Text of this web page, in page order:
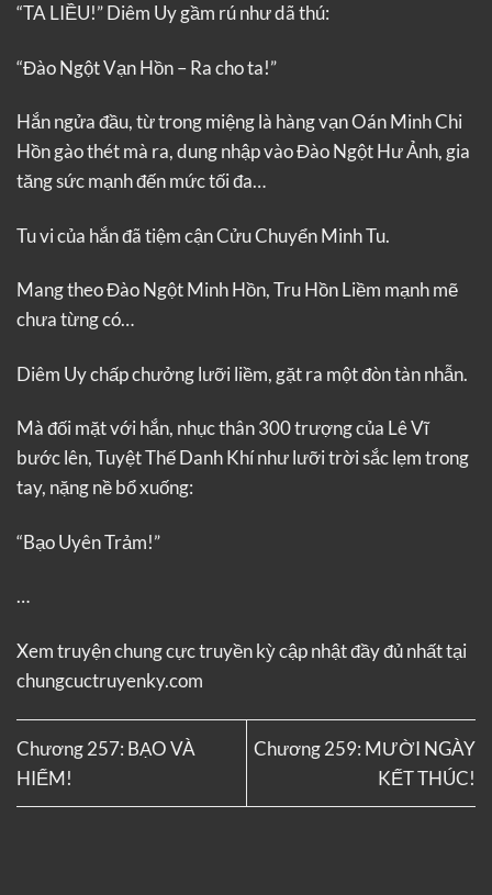
“TA LIỀU!” Diêm Uy gầm rú như dã thú:
“Đào Ngột Vạn Hồn – Ra cho ta!”
Hắn ngửa đầu, từ trong miệng là hàng vạn Oán Minh Chi
Hồn gào thét mà ra, dung nhập vào Đào Ngột Hư Ảnh, gia
tăng sức mạnh đến mức tối đa…
Tu vi của hắn đã tiệm cận Cửu Chuyển Minh Tu.
Mang theo Đào Ngột Minh Hồn, Tru Hồn Liềm mạnh mẽ
chưa từng có…
Diêm Uy chấp chưởng lưỡi liềm, gặt ra một đòn tàn nhẫn.
Mà đối mặt với hắn, nhục thân 300 trượng của Lê Vĩ
bước lên, Tuyệt Thế Danh Khí như lưỡi trời sắc lẹm trong
tay, nặng nề bổ xuống:
“Bạo Uyên Trảm!”
…
Xem truyệnchung cực truyền kỳcập nhật đầy đủ nhất tại
chungcuctruyenky.com
Chương 257: BẠO VÀ
HIỂM!
Chương 259: MƯỜI NGÀY
KẾT THÚC!